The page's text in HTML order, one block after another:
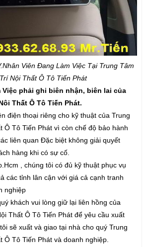
Viên Đang Làm Việc Tại Trung Tâm
Nội Thất Ô Tô Tiến Phát
phải ghi biên nhận, biên lai của
Thất Ô Tô Tiến Phát.
điện thoại riêng cho kỹ thuật của Trung
Ô Tô Tiến Phát vì còn chế độ bảo hành
liên quan Đặc biệt không giải quyết
hàng khi có sự cố.
, chúng tôi có đủ kỹ thuật phục vụ
các tỉnh lân cận với giá cả cạnh tranh
nghiệp
khách vui lòng giữ lại liên hồng của
Thất Ô Tô Tiến Phát để yêu cầu xuất
sẽ xuất và giao tại nhà cho quý Trung
Ô Tô Tiến Phát và doanh nghiệp.